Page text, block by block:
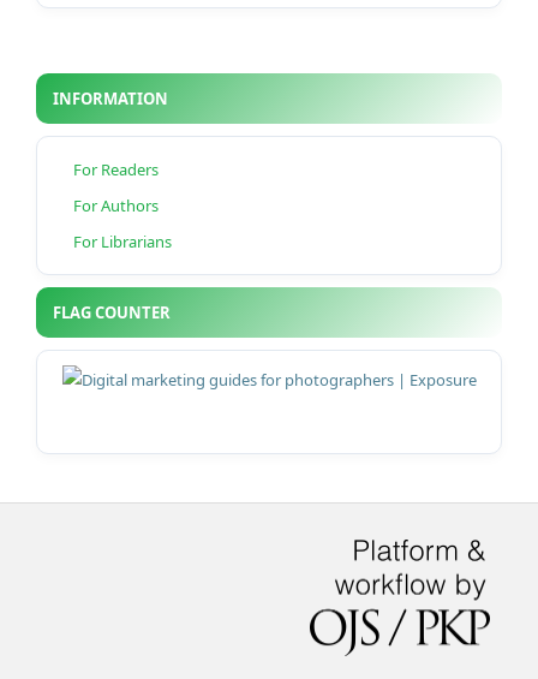
INFORMATION
For Readers
For Authors
For Librarians
FLAG COUNTER